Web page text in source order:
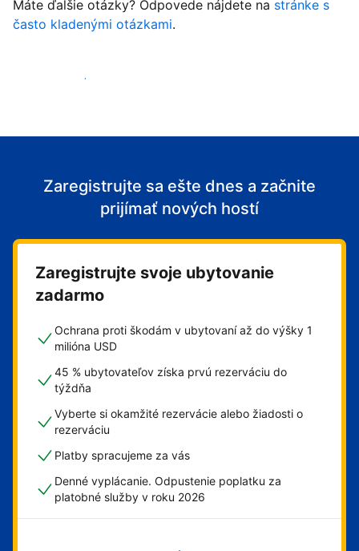
Máte ďalšie otázky? Odpovede nájdete na stránke s
často kladenými otázkami.
Začať prijímať hostí
Zaregistrujte sa ešte dnes a začnite
prijímať nových hostí
Zaregistrujte svoje ubytovanie
zadarmo
Ochrana proti škodám v ubytovaní až do výšky 1
milióna USD
45 % ubytovateľov získa prvú rezerváciu do
týždňa
Vyberte si okamžité rezervácie alebo žiadosti o
rezerváciu
Platby spracujeme za vás
Denné vyplácanie. Odpustenie poplatku za
platobné služby v roku 2026